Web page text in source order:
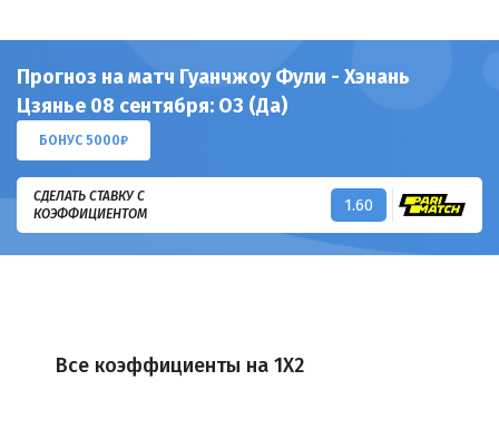
Прогноз на матч Гуанчжоу Фули - Хэнань
Цзянье 08 сентября: ОЗ (Да)
БОНУС 5000₽
СДЕЛАТЬ СТАВКУ С
КОЭФФИЦИЕНТОМ
1.60
Все коэффициенты на 1X2